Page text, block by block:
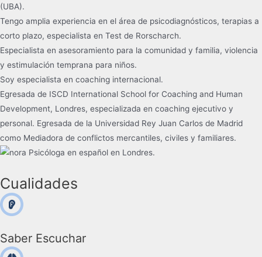
(UBA).
Tengo amplia experiencia en el área de psicodiagnósticos, terapias a
corto plazo, especialista en Test de Rorscharch.
Especialista en asesoramiento para la comunidad y familia, violencia
y estimulación temprana para niños.
Soy especialista en coaching internacional.
Egresada de ISCD International School for Coaching and Human
Development, Londres, especializada en coaching ejecutivo y
personal. Egresada de la Universidad Rey Juan Carlos de Madrid
como Mediadora de conflictos mercantiles, civiles y familiares.
Cualidades
Saber Escuchar